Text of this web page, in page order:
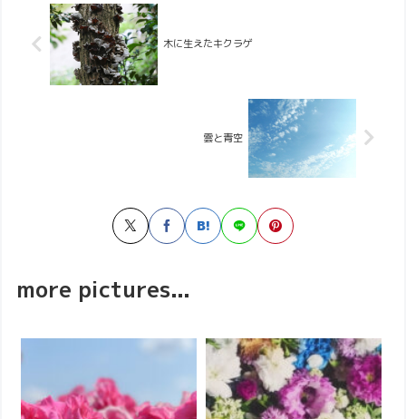
木に生えたキクラゲ
雲と青空
more pictures...